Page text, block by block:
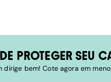
PROTEGER SEU
bem! Cote agora em